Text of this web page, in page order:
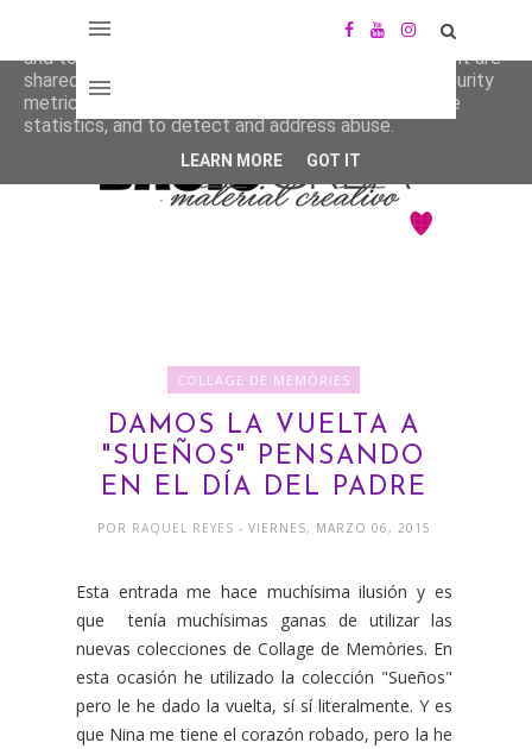
COLLAGE DE MEMÒRIES
DAMOS LA VUELTA A
"SUEÑOS" PENSANDO
EN EL DÍA DEL PADRE
POR RAQUEL REYES - VIERNES, MARZO 06, 2015
Esta entrada me hace muchísima ilusión y es
que tenía muchísimas ganas de utilizar las
nuevas colecciones de Collage de Memòries. En
esta ocasión he utilizado la colección "Sueños"
pero le he dado la vuelta, sí sí literalmente. Y es
que Nina me tiene el corazón robado, pero la he
This site uses cookies from Google to deliver its services
and to analyze traffic. Your IP address and user-agent are
shared with Google along with performance and security
metrics to ensure quality of service, generate usage
statistics, and to detect and address abuse.
LEARN MORE GOT IT